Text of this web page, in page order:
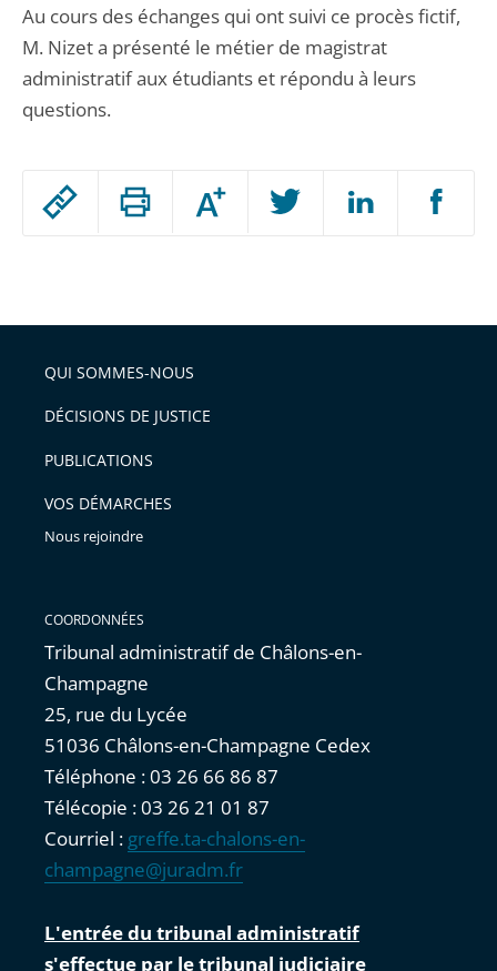
Passer
arriver
après
Augmenter
ou
l'article
pour
avant
Au cours des échanges qui ont suivi ce procès fictif,
M. Nizet a présenté le métier de magistrat
administratif aux étudiants et répondu à leurs
questions.
QUI SOMMES-NOUS
DÉCISIONS DE JUSTICE
PUBLICATIONS
VOS DÉMARCHES
Nous rejoindre
COORDONNÉES
Tribunal administratif de Châlons-en-
Champagne
25, rue du Lycée
51036 Châlons-en-Champagne Cedex
Téléphone : 03 26 66 86 87
Télécopie : 03 26 21 01 87
Courriel : greffe.ta-chalons-en-
champagne@juradm.fr
L'entrée du tribunal administratif
s'effectue par le tribunal judiciaire